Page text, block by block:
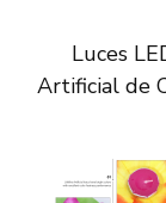
Luces
Artificial de